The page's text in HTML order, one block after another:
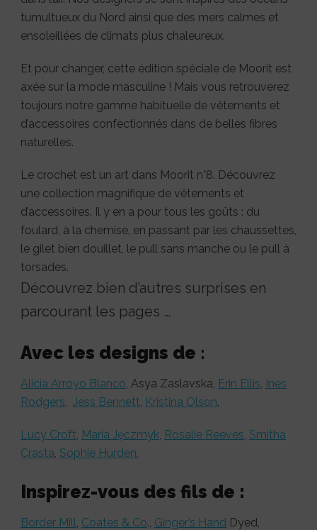
tumultueux du Nord ainsi que des mers calmes et
ensoleillées de climats plus chaleureux.
Et pour changer, cette édition spéciale de Moorit est
axée sur la mode masculine ! Mais vous retrouverez
toujours notre gamme habituelle de vêtements et
d’accessoires confectionnés dans de belles fibres
naturelles.
Le crochet est un art dans Moorit n°8. Découvrez
une collection magnifique de vêtements et
d’accessoires. Il y en a pour tous les goûts : du
foulard, à la chemise, en passant par les chaussettes,
le gilet bien douillet, le pull sans manche ou le pull à
torsades.
Découvrez bien d’autres surprises en
parcourant les pages …
Avec les designs de :
Alicia Arroyo Blanco , Asya Zaslavska, Erin Ellis Ines
Rodgers
Jess Bennett Kristina Olson
Lucy Croft Maria Jęczmyk Rosalie Reeves Smitha
Crasta Sophie Hurden.
Inspirez-vous des fils de :
Border Mill Coates & Co., Ginger’s Hand Dyed,